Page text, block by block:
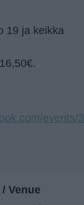
19 ja keikka
events/3
Venue